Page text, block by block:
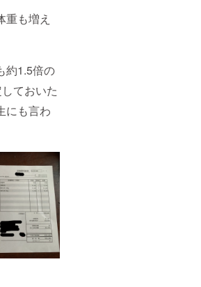
重も増え
約1.5倍の
ておいた
にも言わ